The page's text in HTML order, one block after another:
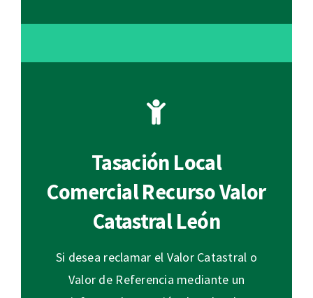
Tasación Local
Comercial Recurso Valor
Catastral León
Si desea reclamar el Valor Catastral o
Valor de Referencia mediante un